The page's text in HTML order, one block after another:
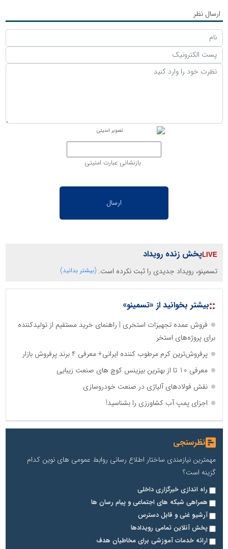
ارسال نظر
بازنشانی عبارت امنیتی
پخش زنده رویداد
تسمینو، رویداد جدیدی را ثبت نکرده است. (بیشتر بدانید)
::بیشتر بخوانید از «تسمینو»
فروش عمده تجهیزات استخری | راهنمای خرید مستقیم از تولیدکننده
برای پروژه‌های استخر
پرفروش‌ترین کرم مرطوب کننده ایرانی+ معرفی 4 برند پرفروش بازار
معرفی 10 تا از بهترین بیزینس کوچ های صنعت زیبایی
نقش فولادهای آلیاژی در صنعت خودروسازی
اجزای پمپ آب کشاورزی را بشناسید!
نظرسنجی
مهمترین نیازمندی ساختار اطلاع رسانی روابط عمومی های نوین کدام
گزینه است؟
راه اندازی خبرگزاری داخلی
همراهی شبکه های اجتماعی و پیام رسان ها
آرشیو غنی و قابل دسترس
پخش آنلاین تمامی رویدادها
ارائه خدمات آموزشی برای مخاطیان هدف